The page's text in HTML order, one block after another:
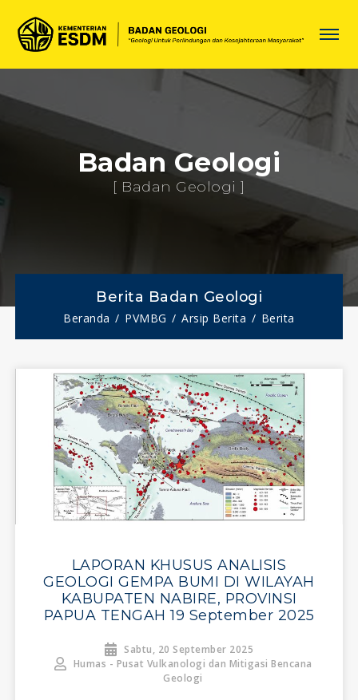
Badan Geologi
[ Badan Geologi ]
Berita Badan Geologi
Beranda PVMBG Arsip Berita Berita
LAPORAN KHUSUS ANALISIS
GEOLOGI GEMPA BUMI DI WILAYAH
KABUPATEN NABIRE, PROVINSI
PAPUA TENGAH 19 September 2025
Sabtu, 20 September 2025
Humas - Pusat Vulkanologi dan Mitigasi Bencana
Geologi